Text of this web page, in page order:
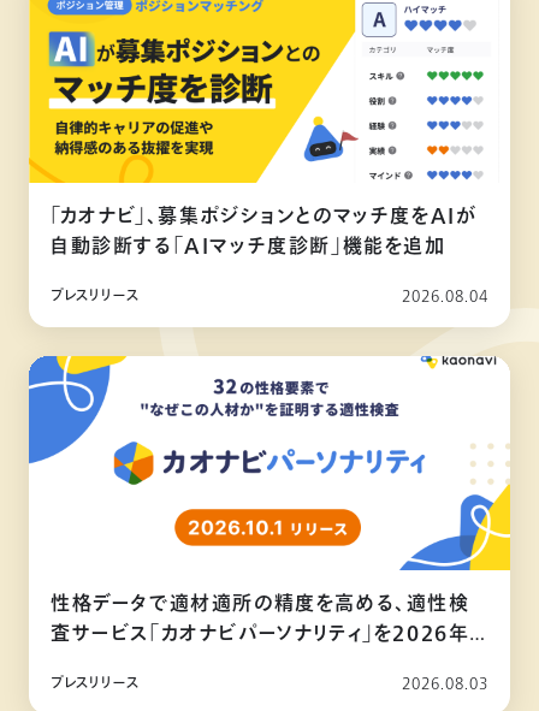
「カオナビ」、募集ポジションとのマッチ度をAIが
自動診断する「AIマッチ度診断」機能を追加
プレスリリース 2026.08.04
性格データで適材適所の精度を高める、適性検
査サービス「カオナビパーソナリティ」を2026年
プレスリリース 2026.08.03